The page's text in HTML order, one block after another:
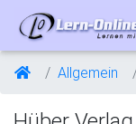
Allgemein